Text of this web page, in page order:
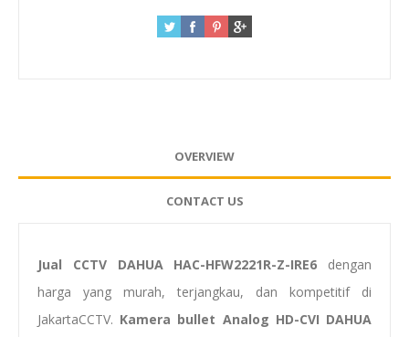
OVERVIEW
CONTACT US
Jual CCTV DAHUA HAC-HFW2221R-Z-IRE6 dengan
harga yang murah, terjangkau, dan kompetitif di
JakartaCCTV. Kamera bullet Analog HD-CVI DAHUA